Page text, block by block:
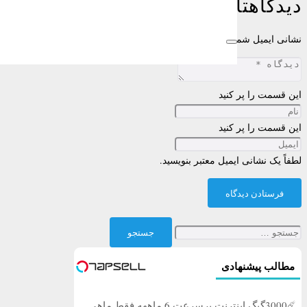
نشانی ایمیل شما منتشر نخواهد شد.
این قسمت را پر کنید
این قسمت را پر کنید
لطفاً یک نشانی ایمیل معتبر بنویسید.
فرستادن دیدگاه
جستجو
برای:
مطالب پیشنهادی